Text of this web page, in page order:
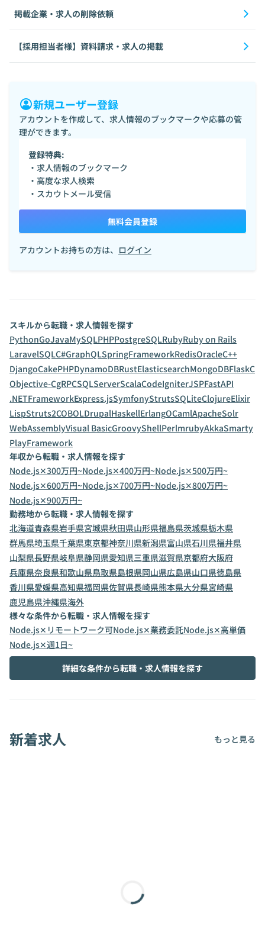
掲載企業・求人の削除依頼
【採用担当者様】資料請求・求人の掲載
新規ユーザー登録
アカウントを作成して、求人情報のブックマークや応募の管
理ができます。
登録特典:
・求人情報のブックマーク
・高度な求人検索
・スカウトメール受信
無料会員登録
アカウントお持ちの方は、 ログイン
スキルから転職・求人情報を探す
PythonGoJavaMySQLPHPPostgreSQLRubyRuby on Rails
LaravelSQLC#GraphQLSpringFrameworkRedisOracleC++
DjangoCakePHPDynamoDBRustElasticsearchMongoDBFlaskC
Objective-CgRPCSQLServerScalaCodeIgniterJSPFastAPI
.NETFrameworkExpress.jsSymfonyStrutsSQLiteClojureElixir
LispStruts2COBOLDrupalHaskellErlangOCamlApacheSolr
WebAssemblyVisual BasicGroovyShellPerlmrubyAkkaSmarty
PlayFramework
年収から転職・求人情報を探す
Node.js✕300万円~Node.js✕400万円~Node.js✕500万円~
Node.js✕600万円~Node.js✕700万円~Node.js✕800万円~
Node.js✕900万円~
勤務地から転職・求人情報を探す
北海道青森県岩手県宮城県秋田県山形県福島県茨城県栃木県
群馬県埼玉県千葉県東京都神奈川県新潟県富山県石川県福井県
山梨県長野県岐阜県静岡県愛知県三重県滋賀県京都府大阪府
兵庫県奈良県和歌山県鳥取県島根県岡山県広島県山口県徳島県
香川県愛媛県高知県福岡県佐賀県長崎県熊本県大分県宮崎県
鹿児島県沖縄県海外
様々な条件から転職・求人情報を探す
Node.js✕リモートワーク可Node.js✕業務委託Node.js✕高単価
Node.js✕週1日~
詳細な条件から転職・求人情報を探す
新着求人 もっと見る